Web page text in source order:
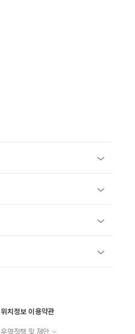
위치정보 이용약관
운영정책 및 제안